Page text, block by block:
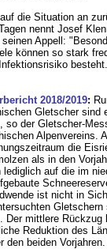
die Situation an
nennt Josef
Appell:
können so stark
2018/2019:
Gletscher sind
so der Gletscher-
Alpenvereins.
die
als in den
lediglich auf die im
ist nicht in
Gletschern
Der mittlere Rückzug
Reduktion des
den beiden Vorjahren.